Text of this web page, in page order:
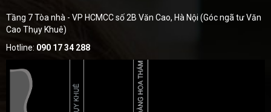
Tầng 7 Tòa nhà - VP HCMCC số 2B Văn Cao, Hà Nội (Góc ngã tư Văn
Cao Thụy Khuê)
Hotline: 090 17 34 288